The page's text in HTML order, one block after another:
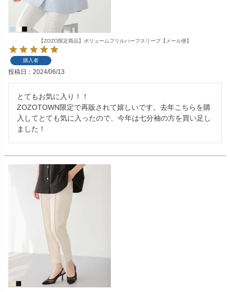
【ZOZO限定商品】ボリュームフリルハーフスリーブ【メール便】
購入者
投稿日 2024/06/13
とてもお気に入り！！
ZOZOTOWN限定で再販されて嬉しいです。去年こちらを購
入してとても気に入ったので、今年は七分袖の方を買い足し
ました！